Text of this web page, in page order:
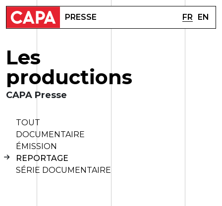
PRESSE FR EN
Les
productions
CAPA Presse
TOUT
DOCUMENTAIRE
ÉMISSION
REPORTAGE
SÉRIE DOCUMENTAIRE